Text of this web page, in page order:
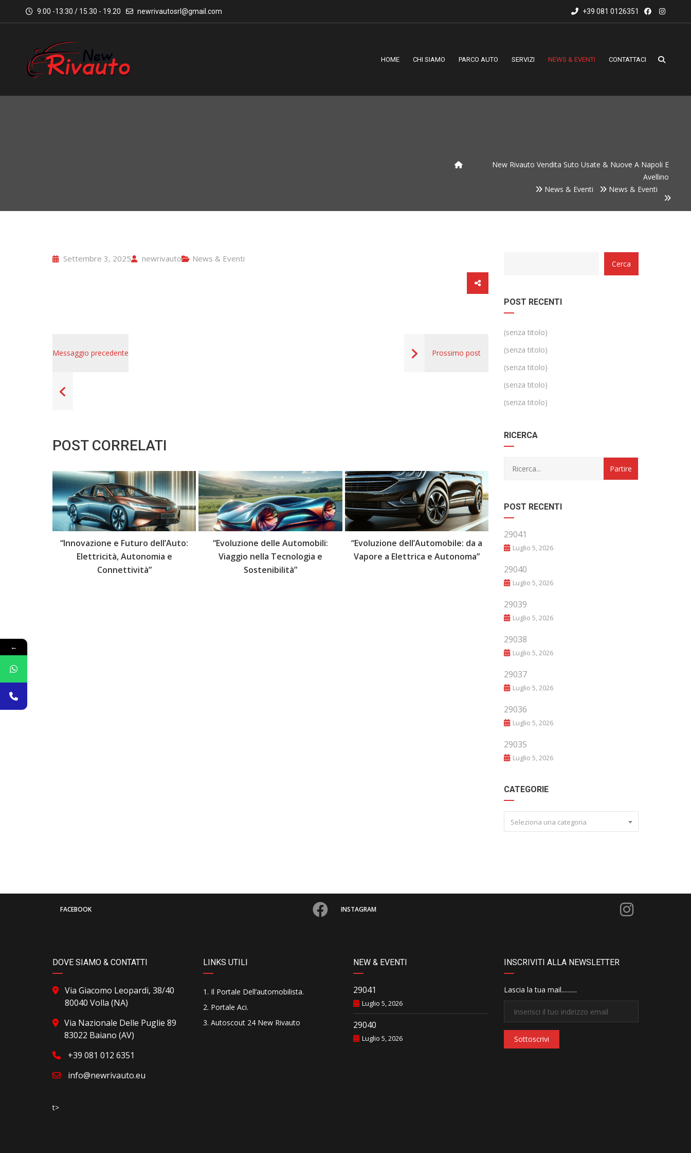
9:00 -13:30 / 15.30 - 19.20 newrivautosrl@gmail.com +39 081 0126351
HOME CHI SIAMO PARCO AUTO SERVIZI NEWS & EVENTI CONTATTACI
New Rivauto Vendita Suto Usate & Nuove A Napoli E
Avellino
News & Eventi
News & Eventi
Settembre 3, 2025 newrivauto News & Eventi
Messaggio precedente Prossimo post
POST CORRELATI
“Innovazione e Futuro dell’Auto:
Elettricità, Autonomia e
Connettività”
“Evoluzione delle Automobili:
Viaggio nella Tecnologia e
Sostenibilità”
“Evoluzione dell’Automobile: da a
Vapore a Elettrica e Autonoma”
“Evoluzione e Innovazione: Il Futuro
Cerca
POST RECENTI
(senza titolo)
(senza titolo)
(senza titolo)
(senza titolo)
(senza titolo)
RICERCA
POST RECENTI
29041
Luglio 5, 2026
29040
Luglio 5, 2026
29039
Luglio 5, 2026
29038
Luglio 5, 2026
29037
Luglio 5, 2026
29036
Luglio 5, 2026
29035
Luglio 5, 2026
CATEGORIE
Seleziona una categoria
FACEBOOK INSTAGRAM
DOVE SIAMO & CONTATTI
Via Giacomo Leopardi, 38/40
80040 Volla (NA)
Via Nazionale Delle Puglie 89
83022 Baiano (AV)
+39 081 012 6351
info@newrivauto.eu
t>
LINKS UTILI
Il Portale Dell’automobilista.
Portale Aci.
Autoscout 24 New Rivauto
NEW & EVENTI
29041
Luglio 5, 2026
29040
Luglio 5, 2026
INSCRIVITI ALLA NEWSLETTER
Lascia la tua mail..........
Sottoscrivi
←